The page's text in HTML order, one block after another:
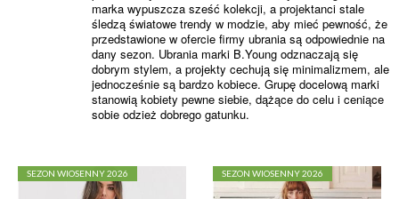
marka wypuszcza sześć kolekcji, a projektanci stale
śledzą światowe trendy w modzie, aby mieć pewność, że
przedstawione w ofercie firmy ubrania są odpowiednie na
dany sezon. Ubrania marki B.Young odznaczają się
dobrym stylem, a projekty cechują się minimalizmem, ale
jednocześnie są bardzo kobiece. Grupę docelową marki
stanowią kobiety pewne siebie, dążące do celu i ceniące
sobie odzież dobrego gatunku.
SEZON WIOSENNY 2026 SEZON WIOSENNY 2026